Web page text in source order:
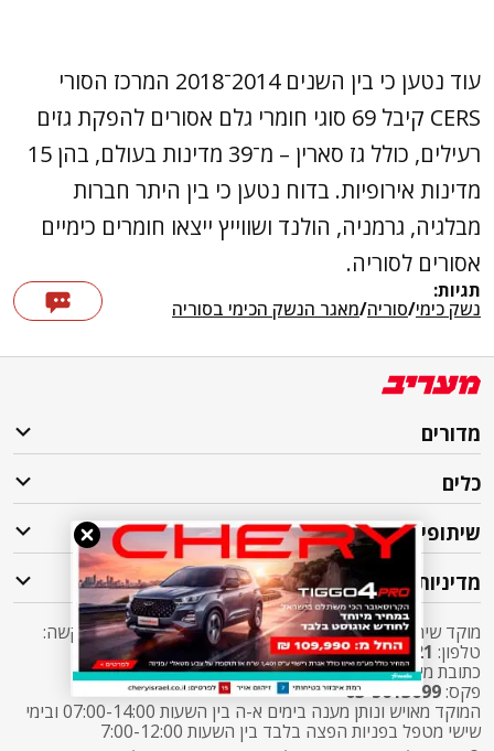
עוד נטען כי בין השנים 2014־2018 המרכז הסורי
CERS קיבל 69 סוגי חומרי גלם אסורים להפקת גזים
רעילים, כולל גז סארין – מ־39 מדינות בעולם, בהן 15
מדינות אירופיות. בדוח נטען כי בין היתר חברות
מבלגיה, גרמניה, הולנד ושווייץ ייצאו חומרים כימיים
אסורים לסוריה.
תגיות:
נשק כימי/סוריה/מאגר הנשק הכימי בסוריה
מדורים
כלים
שיתופי פעולה
מדיניות
מוקד שירות לקוחות מעריב אליו ניתן לפנות בכל שאלה או בקשה:
טלפון: 2421* שלוחה 5 מעריב או
03-7619056
כתובת מייל:sherut@maariv.co.il
פקס:03-5613699
המוקד מאויש ונותן מענה בימים א-ה בין השעות 07:00-14:00 ובימי
שישי מטפל בפניות הפצה בלבד בין השעות 7:00-12:00